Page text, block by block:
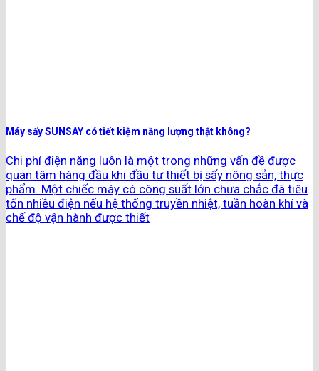
Máy sấy SUNSAY có tiết kiệm năng lượng thật không?
Chi phí điện năng luôn là một trong những vấn đề được
quan tâm hàng đầu khi đầu tư thiết bị sấy nông sản, thực
phẩm. Một chiếc máy có công suất lớn chưa chắc đã tiêu
tốn nhiều điện nếu hệ thống truyền nhiệt, tuần hoàn khí và
chế độ vận hành được thiết